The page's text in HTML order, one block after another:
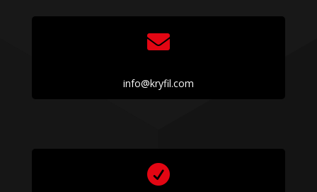

info@kryfil.com
